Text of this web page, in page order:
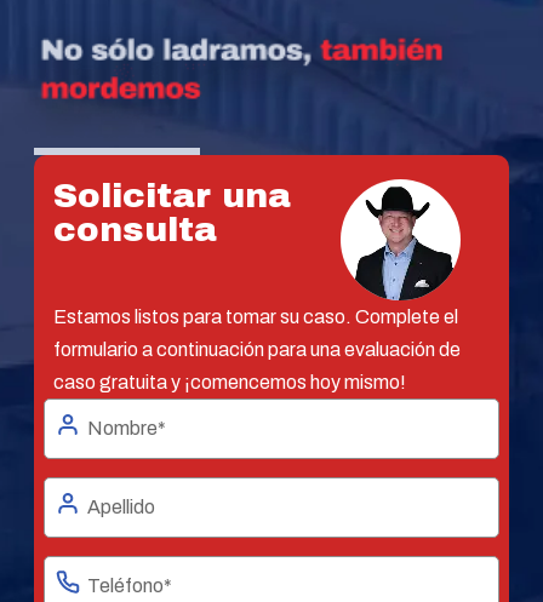
Solicitar una
consulta
Estamos listos para tomar su caso. Complete el
formulario a continuación para una evaluación de
caso gratuita y ¡comencemos hoy mismo!